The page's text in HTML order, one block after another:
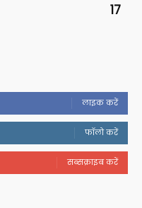
17
लाइक करें
फॉलो करें
सब्सक्राइब करें